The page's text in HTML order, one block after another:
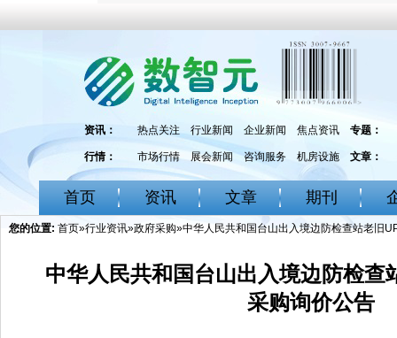
资讯： 热点关注 行业新闻 企业新闻 焦点资讯 专题：
行情： 市场行情 展会新闻 咨询服务 机房设施 文章：
首页 资讯 文章 期刊
您的位置: 首页»行业资讯»政府采购»中华人民共和国台山出入境边防检查站老旧
中华人民共和国台山出入境边防检查
采购询价公告